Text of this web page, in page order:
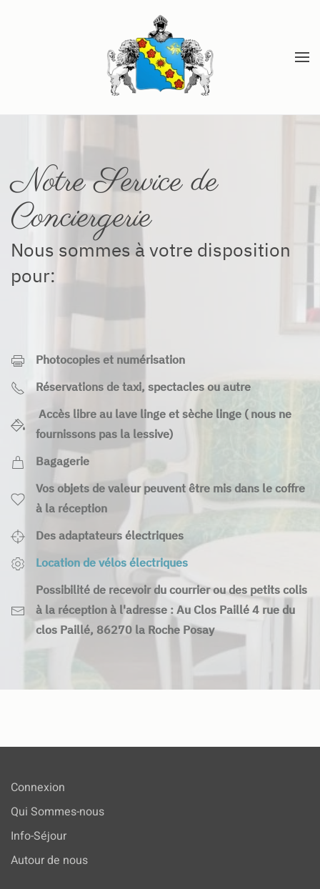
Accéder au contenu principal
Notre Service de
Conciergerie
Nous sommes à votre disposition
pour:
Photocopies et numérisation
Réservations de taxi, spectacles ou autre
Accès libre au lave linge et sèche linge ( nous ne
fournissons pas la lessive)
Bagagerie
Vos objets de valeur peuvent être mis dans le coffre
à la réception
Des adaptateurs électriques
Location de vélos électriques
Possibilité de recevoir du courrier ou des petits colis
à la réception à l'adresse : Au Clos Paillé 4 rue du
clos Paillé, 86270 la Roche Posay
Connexion
Qui Sommes-nous
Info-Séjour
Autour de nous